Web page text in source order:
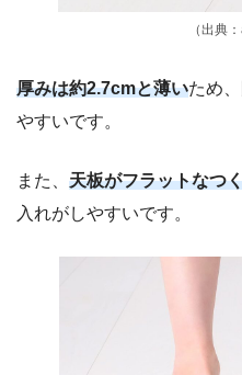
（出典
厚みは約2.7cmと薄いため
やすいです。
また、 天板がフラットなつ
入れがしやすいです。